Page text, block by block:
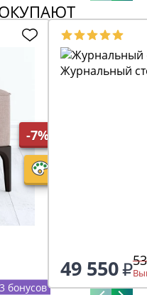
-7%
бонусов
Журнальный
49 550